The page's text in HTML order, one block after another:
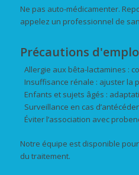
Ne pas auto-médicamenter.
appelez un professionnel de
Précautions
Allergie aux bêta-lactamines :
Insuffisance rénale : ajuster la
Enfants et sujets âgés :
Surveillance en cas
Éviter l’association avec
Notre équipe est disponible
du traitement.